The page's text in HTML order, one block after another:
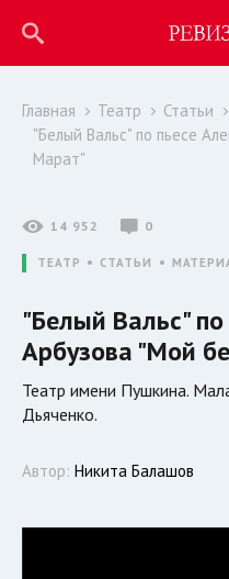
Главная Театр
Статьи
"Белый Вальс" по пьесе
Марат"
14 952 0
ТЕАТР СТАТЬИ
"Белый Вальс" по
Арбузова "Мой
Театр имени Пушкина.
Дьяченко.
Автор: Никита Балашов